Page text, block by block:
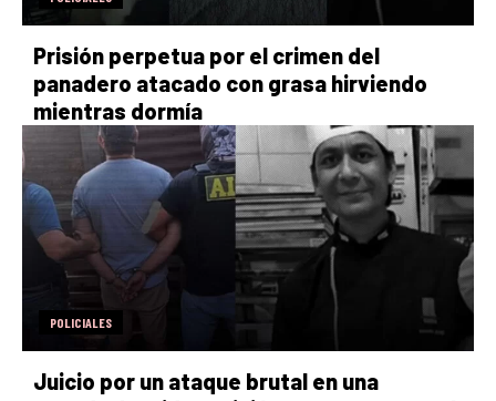
Prisión perpetua por el crimen del
panadero atacado con grasa hirviendo
mientras dormía
POLICIALES
Juicio por un ataque brutal en una